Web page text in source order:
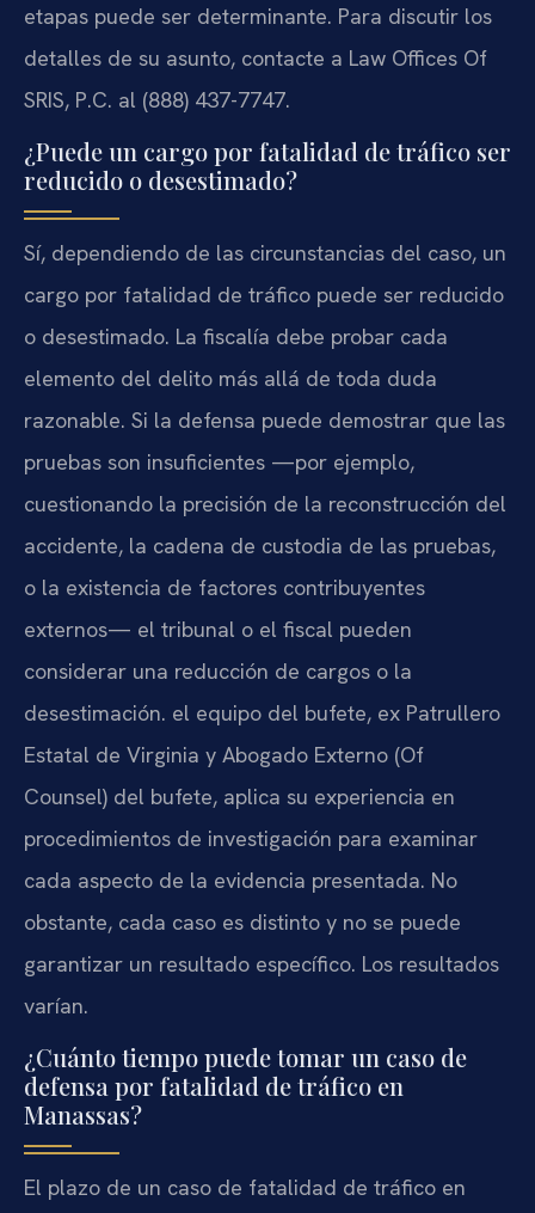
etapas puede ser determinante. Para discutir los
detalles de su asunto, contacte a Law Offices Of
SRIS, P.C. al (888) 437-7747.
¿Puede un cargo por fatalidad de tráfico ser
reducido o desestimado?
Sí, dependiendo de las circunstancias del caso, un
cargo por fatalidad de tráfico puede ser reducido
o desestimado. La fiscalía debe probar cada
elemento del delito más allá de toda duda
razonable. Si la defensa puede demostrar que las
pruebas son insuficientes —por ejemplo,
cuestionando la precisión de la reconstrucción del
accidente, la cadena de custodia de las pruebas,
o la existencia de factores contribuyentes
externos— el tribunal o el fiscal pueden
considerar una reducción de cargos o la
desestimación. el equipo del bufete, ex Patrullero
Estatal de Virginia y Abogado Externo (Of
Counsel) del bufete, aplica su experiencia en
procedimientos de investigación para examinar
cada aspecto de la evidencia presentada. No
obstante, cada caso es distinto y no se puede
garantizar un resultado específico. Los resultados
varían.
¿Cuánto tiempo puede tomar un caso de
defensa por fatalidad de tráfico en
Manassas?
El plazo de un caso de fatalidad de tráfico en